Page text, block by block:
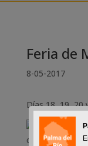
Feria de
8-05-2017
Días 18, 19, 20